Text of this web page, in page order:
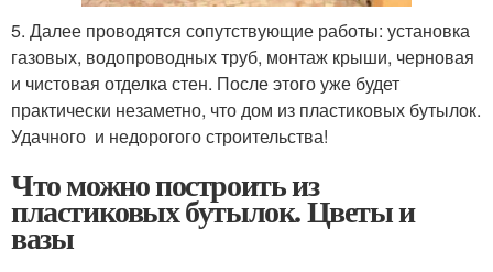
5. Далее проводятся сопутствующие работы: установка
газовых, водопроводных труб, монтаж крыши, черновая
и чистовая отделка стен. После этого уже будет
практически незаметно, что дом из пластиковых бутылок.
Удачного и недорогого строительства!
Что можно построить из
пластиковых бутылок. Цветы и
вазы